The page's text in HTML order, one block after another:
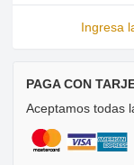
Ingresa
PAGA CON
Aceptamos todas